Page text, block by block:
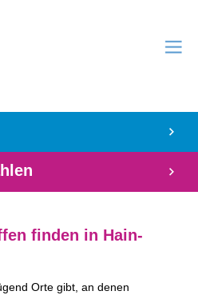
finden in Hain-
Orte gibt, an denen